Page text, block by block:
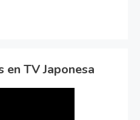
en TV Japonesa